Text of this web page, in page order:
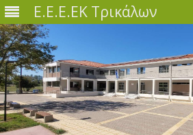
Ε.Ε.Ε.ΕΚ Τρικάλων